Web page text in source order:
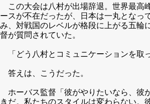
この大会は八村が出場辞退。世界最高
ースが不在だったが、日本は一丸となっ
み、対戦国のレベルが格段に上がる五輪
督が質問されていた。
「どう八村とコミュニケーションを取
答えは、こうだった。
ホーバス監督「彼がやりたいなら、彼
きだ。私たちのスタイルは変わらない。